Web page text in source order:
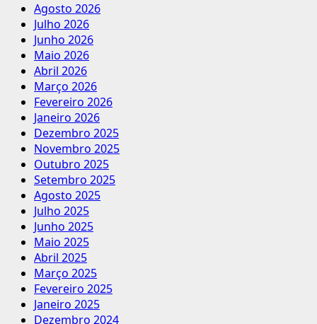
Agosto 2026
Julho 2026
Junho 2026
Maio 2026
Abril 2026
Março 2026
Fevereiro 2026
Janeiro 2026
Dezembro 2025
Novembro 2025
Outubro 2025
Setembro 2025
Agosto 2025
Julho 2025
Junho 2025
Maio 2025
Abril 2025
Março 2025
Fevereiro 2025
Janeiro 2025
Dezembro 2024